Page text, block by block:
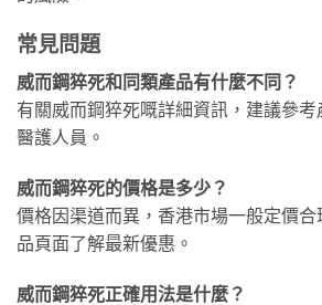
常見問題
威而鋼猝死和同類產品有什麼不同？
有關威而鋼猝死嘅詳細資訊，建議參
醫護人員。
威而鋼猝死的價格是多少？
價格因渠道而異，香港市場一般定價
品頁面了解最新優惠。
威而鋼猝死正確用法是什麼？